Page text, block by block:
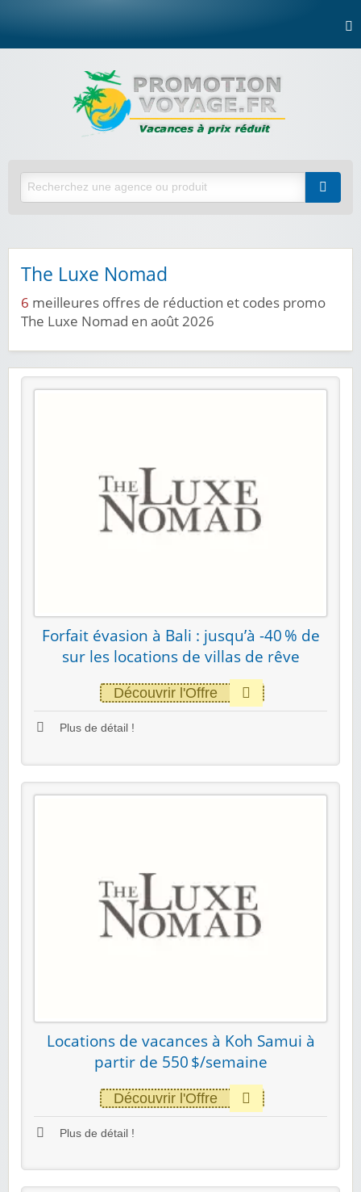
The Luxe Nomad
6 meilleures offres de réduction et codes promo
The Luxe Nomad en août 2026
Forfait évasion à Bali : jusqu’à -40 % de
sur les locations de villas de rêve
Découvrir l'Offre
Plus de détail !
Locations de vacances à Koh Samui à
partir de 550 $/semaine
Découvrir l'Offre
Plus de détail !